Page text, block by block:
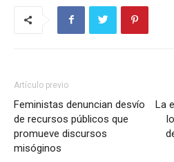
Artículo previo
Feministas denuncian desvío
de recursos públicos que
promueve discursos
misóginos
La